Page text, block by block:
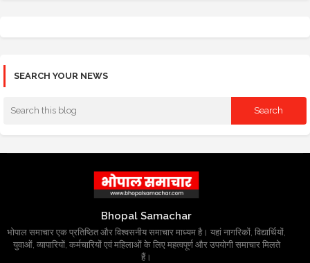
SEARCH YOUR NEWS
Bhopal Samachar
भोपाल समाचार एक प्रतिष्ठित और विश्वसनीय समाचार माध्यम है। यहां नागरिकों, विद्यार्थियों,
युवाओं, व्यापारियों, कर्मचारियों एवं महिलाओं के लिए महत्वपूर्ण और उपयोगी समाचार मिलते
हैं।